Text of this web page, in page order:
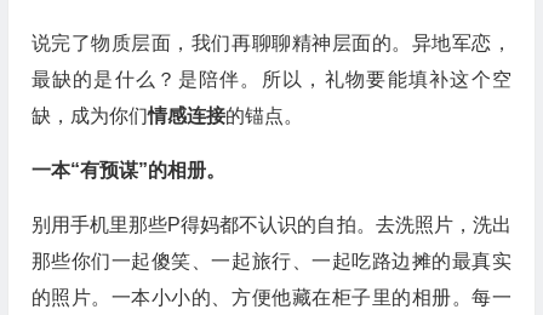
说完了物质层面，我们再聊聊精神层面的。异地军恋，
最缺的是什么？是陪伴。所以，礼物要能填补这个空
缺，成为你们情感连接的锚点。
一本“有预谋”的相册。
别用手机里那些P得妈都不认识的自拍。去洗照片，洗出
那些你们一起傻笑、一起旅行、一起吃路边摊的最真实
的照片。一本小小的、方便他藏在柜子里的相册。每一